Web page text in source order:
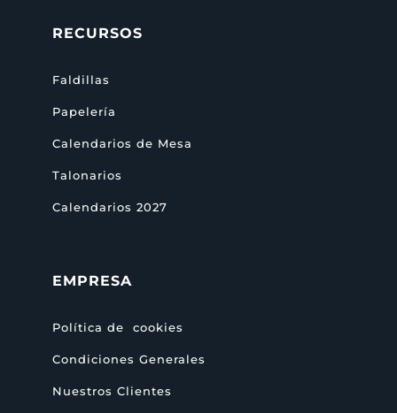
RECURSOS
Faldillas
Papelería
Calendarios de Mesa
Talonarios
Calendarios 2027
EMPRESA
Política de cookies
Condiciones Generales
Nuestros Clientes